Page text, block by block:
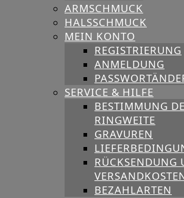
ARMSCHMUCK
HALSSCHMUCK
MEIN KONTO
REGISTRIERUNG
ANMELDUNG
SERVICE & HILFE
BESTIMMUNG
RINGWEITE
GRAVUREN
RÜCKSENDUNG
BEZAHLARTEN